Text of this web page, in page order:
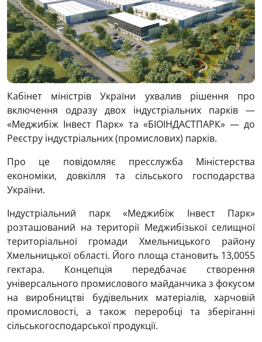
Кабінет міністрів України ухвалив рішення про
включення одразу двох індустріальних парків —
«Меджибіж Інвест Парк» та «БІОІНДАСТПАРК» — до
Реєстру індустріальних (промислових) парків.
Про це повідомляє пресслужба Міністерства
економіки, довкілля та сільського господарства
України.
Індустріальний парк «Меджибіж Інвест Парк»
розташований на території Меджибізької селищної
територіальної громади Хмельницького району
Хмельницької області. Його площа становить 13,0055
гектара. Концепція передбачає створення
універсального промислового майданчика з фокусом
на виробництві будівельних матеріалів, харчовій
промисловості, а також переробці та зберіганні
сільськогосподарської продукції.